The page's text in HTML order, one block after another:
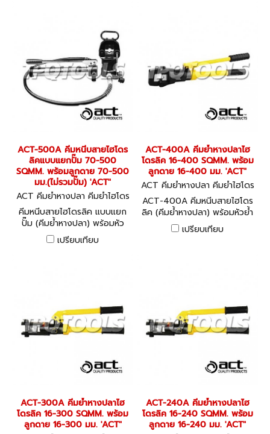
ACT-500A คีมหนีบสายไฮโดร
ลิคแบบแยกปั๊ม 70-500
SQMM. พร้อมลูกดาย 70-500
มม.(ไม่รวมปั๊ม) 'ACT"
ACT คีมย้ำหางปลา คีมย้ำไฮโดร
ลิค ACT-500A
คีมหนีบสายไฮโดรลิค แบบแยก
ปั๊ม (คีมย้ำหางปลา) พร้อมหัว
ดายหกเหลี่ยม ขนาด 70 - 500
มม. HYDRAULIC CRIMPING
เปรียบเทียบ
ACT-400A คีมย้ำหางปลาไฮ
โดรลิค 16-400 SQMM. พร้อม
ลูกดาย 16-400 มม. 'ACT"
ACT คีมย้ำหางปลา คีมย้ำไฮโดร
ลิค ACT-400A
ACT-400A คีมหนีบสายไฮโดร
ลิค (คีมย้ำหางปลา) พร้อมหัวย้ำ
จิกขนาด 16 - 400 มม.
HYDRAULIC CRIMPING
เปรียบเทียบ
ACT-300A คีมย้ำหางปลาไฮ
โดรลิค 16-300 SQMM. พร้อม
ลูกดาย 16-300 มม. 'ACT"
ACT-240A คีมย้ำหางปลาไฮ
โดรลิค 16-240 SQMM. พร้อม
ลูกดาย 16-240 มม. 'ACT"